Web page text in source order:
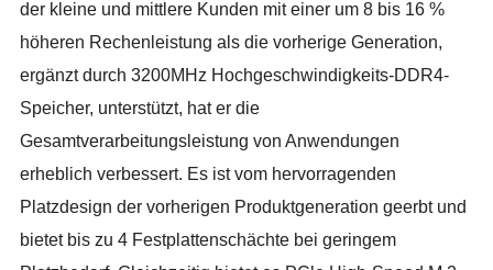
der kleine und mittlere Kunden mit einer um 8 bis 16 %
höheren Rechenleistung als die vorherige Generation,
ergänzt durch 3200MHz Hochgeschwindigkeits-DDR4-
Speicher, unterstützt, hat er die
Gesamtverarbeitungsleistung von Anwendungen
erheblich verbessert. Es ist vom hervorragenden
Platzdesign der vorherigen Produktgeneration geerbt und
bietet bis zu 4 Festplattenschächte bei geringem